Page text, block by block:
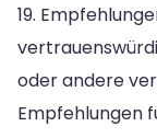
19.
oder andere
Empfehlungen